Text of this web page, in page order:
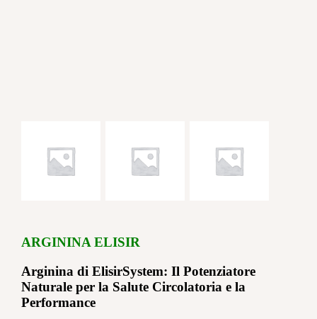
ARGININA ELISIR
Arginina di ElisirSystem: Il Potenziatore
Naturale per la Salute Circolatoria e la
Performance